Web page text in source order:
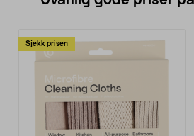
Sjekk prisen